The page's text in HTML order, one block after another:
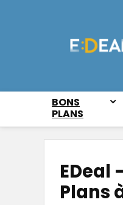
BONS
PLANS
EDeal
Plans